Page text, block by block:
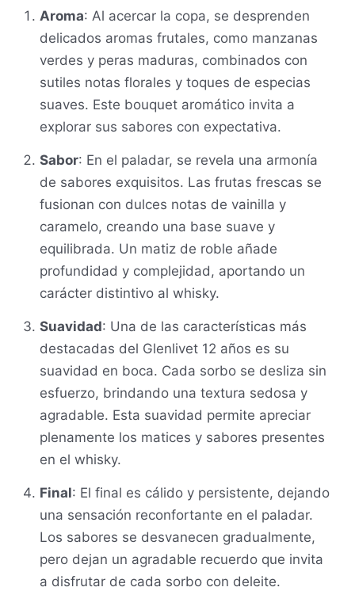
Aroma: Al acercar la copa, se desprenden
delicados aromas frutales, como manzanas
verdes y peras maduras, combinados con
sutiles notas florales y toques de especias
suaves. Este bouquet aromático invita a
explorar sus sabores con expectativa.
Sabor: En el paladar, se revela una armonía
de sabores exquisitos. Las frutas frescas se
fusionan con dulces notas de vainilla y
caramelo, creando una base suave y
equilibrada. Un matiz de roble añade
profundidad y complejidad, aportando un
carácter distintivo al whisky.
Suavidad: Una de las características más
destacadas del Glenlivet 12 años es su
suavidad en boca. Cada sorbo se desliza sin
esfuerzo, brindando una textura sedosa y
agradable. Esta suavidad permite apreciar
plenamente los matices y sabores presentes
en el whisky.
Final: El final es cálido y persistente, dejando
una sensación reconfortante en el paladar.
Los sabores se desvanecen gradualmente,
pero dejan un agradable recuerdo que invita
a disfrutar de cada sorbo con deleite.